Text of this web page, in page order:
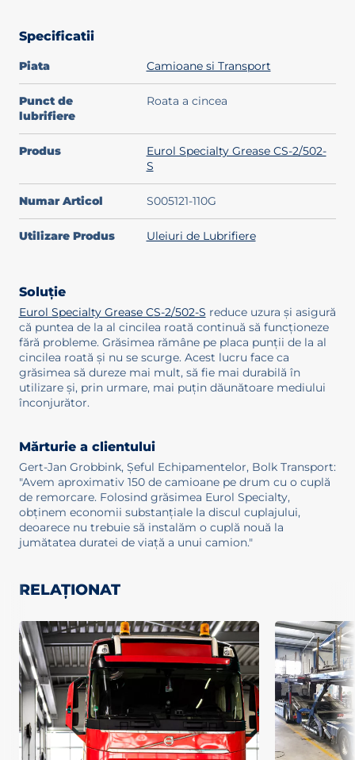
Specificatii
Piata Camioane si Transport
Punct de
lubrifiere
Roata a cincea
Produs
Eurol Specialty Grease CS-2/502-
S
Numar Articol S005121-110G
Utilizare Produs Uleiuri de Lubrifiere
Soluție
Eurol Specialty Grease CS-2/502-S reduce uzura și asigură
că puntea de la al cincilea roată continuă să funcționeze
fără probleme. Grăsimea rămâne pe placa punții de la al
cincilea roată și nu se scurge. Acest lucru face ca
grăsimea să dureze mai mult, să fie mai durabilă în
utilizare și, prin urmare, mai puțin dăunătoare mediului
înconjurător.
Mărturie a clientului
Gert-Jan Grobbink, Șeful Echipamentelor, Bolk Transport:
"Avem aproximativ 150 de camioane pe drum cu o cuplă
de remorcare. Folosind grăsimea Eurol Specialty,
obținem economii substanțiale la discul cuplajului,
deoarece nu trebuie să instalăm o cuplă nouă la
jumătatea duratei de viață a unui camion."
RELAȚIONAT